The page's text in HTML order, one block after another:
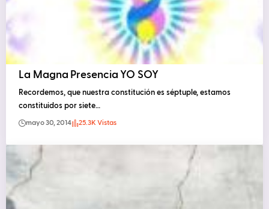
La Magna Presencia YO SOY
Recordemos, que nuestra constitución es séptuple, estamos
constituidos por siete…
mayo 30, 2014 25.3K Vistas